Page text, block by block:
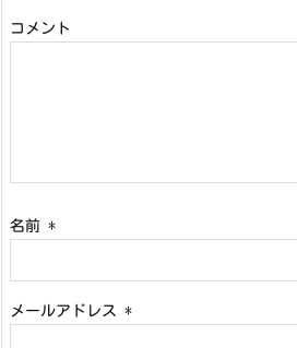
コメント
名前 *
メールアドレス *